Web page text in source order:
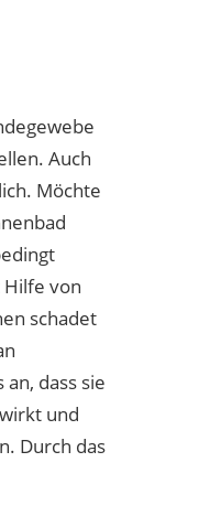
Auch
Möchte
von
schadet
dass sie
und
Durch das